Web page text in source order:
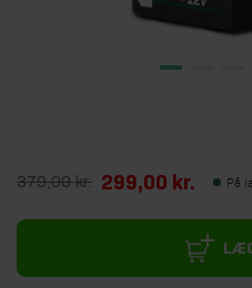
379,00 kr. 299,00 kr. På